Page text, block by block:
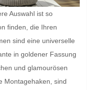
Auswahl ist so
finden, die Ihren
sind eine universelle
in goldener Fassung
und glamourösen
Montagehaken, sind